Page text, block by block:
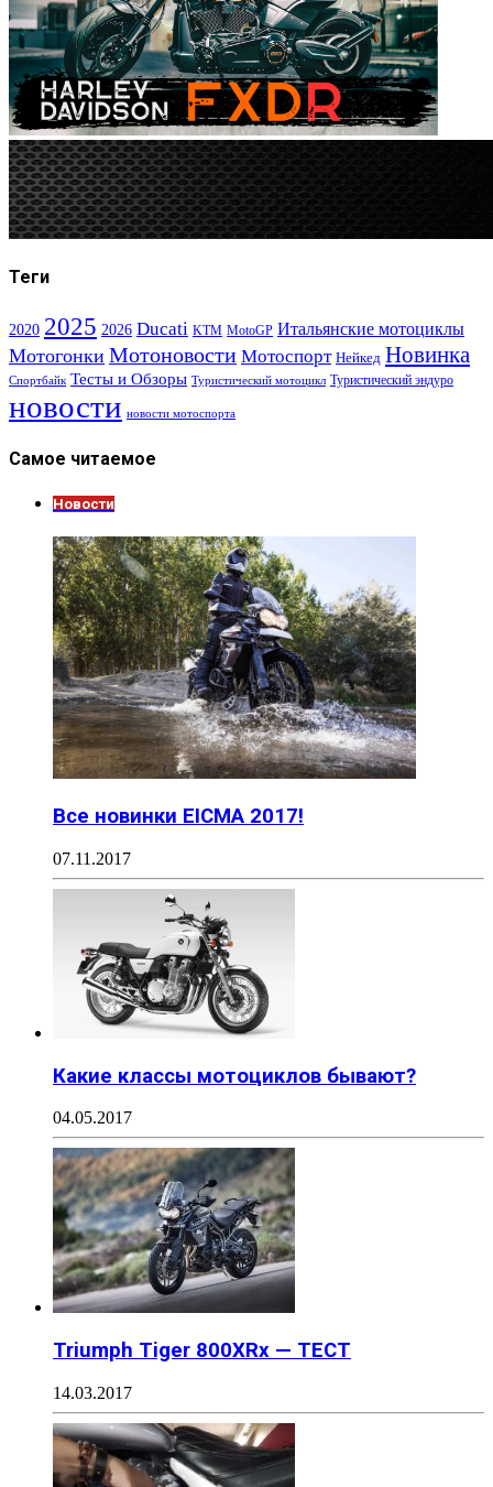
Теги
2020 2025 2026 Ducati KTM MotoGP Итальянские мотоциклы
Мотогонки Мотоновости Мотоспорт Нейкед Новинка
Спортбайк Тесты и Обзоры Туристический мотоцикл Туристический эндуро
новости новости мотоспорта
Самое читаемое
Новости
Все новинки EICMA 2017!
07.11.2017
Какие классы мотоциклов бывают?
04.05.2017
Triumph Tiger 800XRx — ТЕСТ
14.03.2017